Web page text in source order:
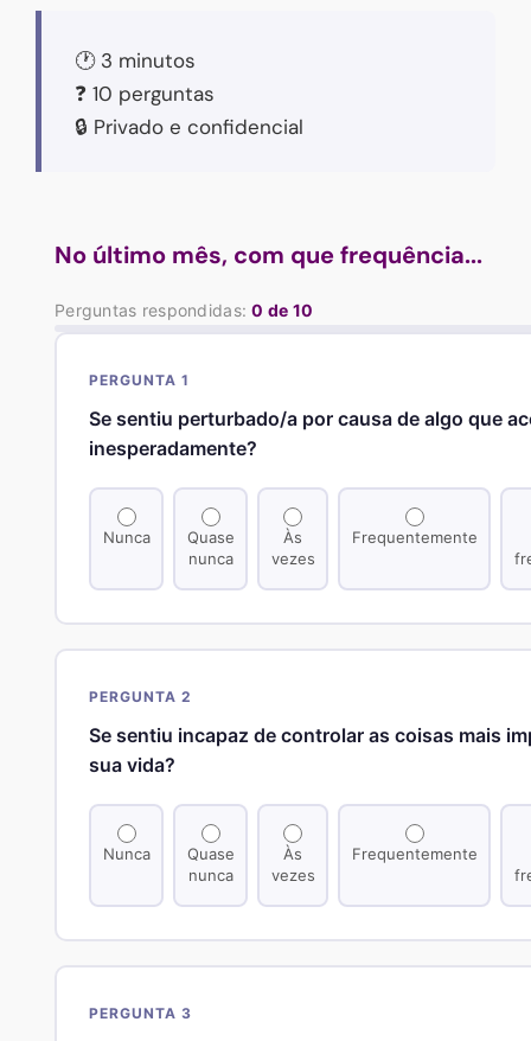
🕐 3 minutos
❓ 10 perguntas
🔒 Privado e confidencial
No último mês, com que frequência...
Perguntas respondidas:0 de 10
PERGUNTA 1
Se sentiu perturbado/a por causa de algo que
inesperadamente?
Nunca
Quase
nunca
Às
vezes
Frequentemente
PERGUNTA 2
Se sentiu incapaz de controlar as coisas mais
sua vida?
Nunca
Quase
nunca
Às
vezes
Frequentemente
PERGUNTA 3